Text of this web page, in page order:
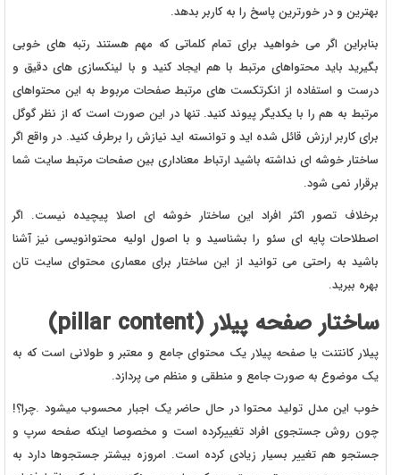
بهترین و در خورترین پاسخ را به کاربر بدهد.
بنابراین اگر می خواهید برای تمام کلماتی که مهم هستند رتبه های خوبی
بگیرید باید محتواهای مرتبط با هم ایجاد کنید و با لینکسازی های دقیق و
درست و استفاده از انکرتکست های مرتبط صفحات مربوط به این محتواهای
مرتبط به هم را با یکدیگر پیوند کنید. تنها در این صورت است که از نظر گوگل
برای کاربر ارزش قائل شده اید و توانسته اید نیازش را برطرف کنید. در واقع اگر
ساختار خوشه ای نداشته باشید ارتباط معناداری بین صفحات مرتبط سایت شما
برقرار نمی شود.
برخلاف تصور اکثر افراد این ساختار خوشه ای اصلا پیچیده نیست. اگر
اصطلاحات پایه ای سئو را بشناسید و با اصول اولیه محتوانویسی نیز آشنا
باشید به راحتی می توانید از این ساختار برای معماری محتوای سایت تان
بهره ببرید.
ساختار صفحه پیلار (pillar content)
پیلار کانتنت یا صفحه پیلار یک محتوای جامع و معتبر و طولانی است که به
یک موضوع به صورت جامع و منطقی و منظم می پردازد.
خوب این مدل تولید محتوا در حال حاضر یک اجبار محسوب میشود .چرا؟!
چون روش جستجوی افراد تغییرکرده است و مخصوصا اینکه صفحه سرپ و
جستجو هم تغییر بسیار زیادی کرده است. امروزه بیشتر جستجوها دارد به